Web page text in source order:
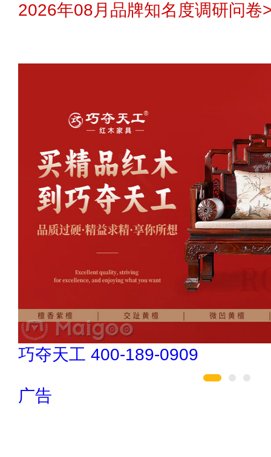
2026年08月品牌知名度调研问卷
悍马HORSE 400-012-6012
广告